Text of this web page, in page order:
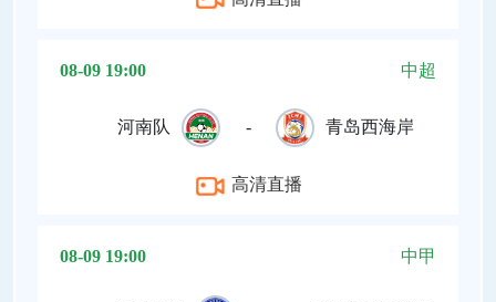
08-09 19:00 中超
河南队 - 青岛西海岸
高清直播
08-09 19:00 中甲